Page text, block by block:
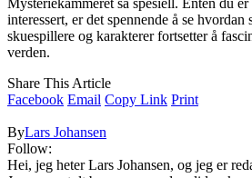
Mysteriekammeret så spesiell. Enten du
interessert, er det spennende å se
skuespillere og karakterer fortsetter å
verden.
Share This Article
Facebook Email Copy Link Print
ByLars Johansen
Follow:
Hei, jeg heter Lars Johansen, og jeg er